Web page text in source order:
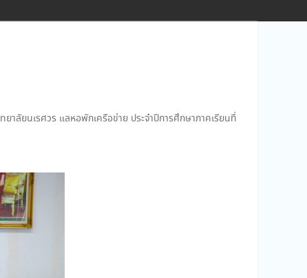
ลัยนเรศวร แลหอพักเครือข่าย ประจำปีการศึกษาภาคเรียนที่